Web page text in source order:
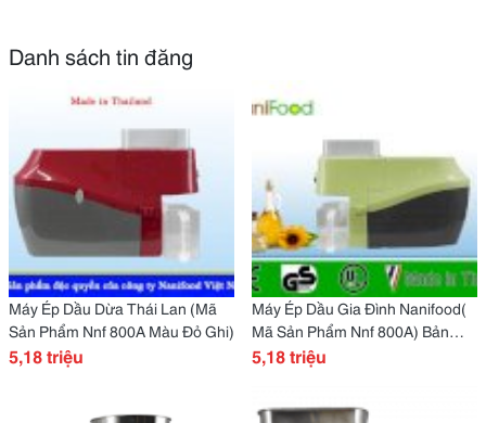
Danh sách tin đăng
Máy Ép Dầu Dừa Thái Lan (Mã
Sản Phẩm Nnf 800A Màu Đỏ Ghi)
5,18 triệu
Máy Ép Dầu Gia Đình Nanifood(
Mã Sản Phẩm Nnf 800A) Bản
Xanh Lá
5,18 triệu